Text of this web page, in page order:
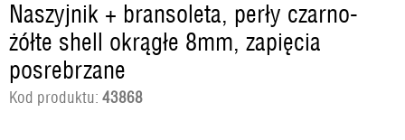
Naszyjnik + bransoleta, perły czarno-
żółte shell okrągłe 8mm, zapięcia
posrebrzane
Kod produktu: 43868